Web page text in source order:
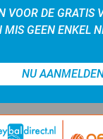
VOOR DE GRATIS
MIS GEEN ENKEL
NU